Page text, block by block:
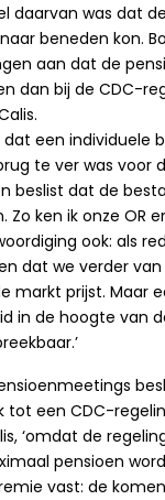
daarvan was dat de
beneden kon.
aan dat de
dan bij de CDC-
een individuele
te ver was voor
beslist dat de
ken ik onze OR
ook: als
dat we verder van
markt prijst. Maar
in de hoogte van
een CDC-
‘omdat de
pensioen
vast: de